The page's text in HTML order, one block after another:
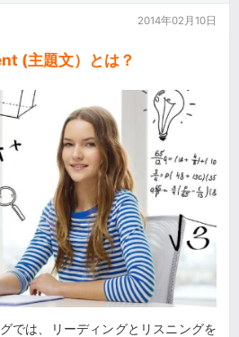
2014年02月10日
(主題文）とは？
では、リーディングとリスニングを